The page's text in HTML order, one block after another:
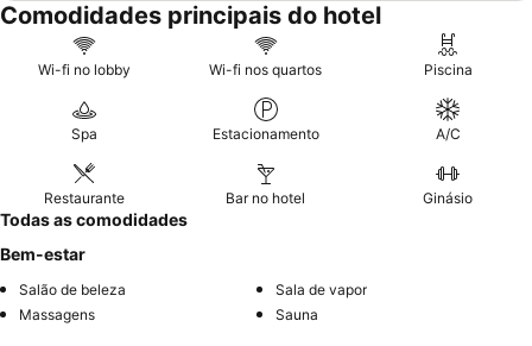
Comodidades principais do hotel
Wi-fi no lobby Wi-fi nos quartos Piscina
Spa Estacionamento A/C
Restaurante Bar no hotel Ginásio
Todas as comodidades
Bem-estar
Salão de beleza
Sala de vapor
Massagens
Sauna